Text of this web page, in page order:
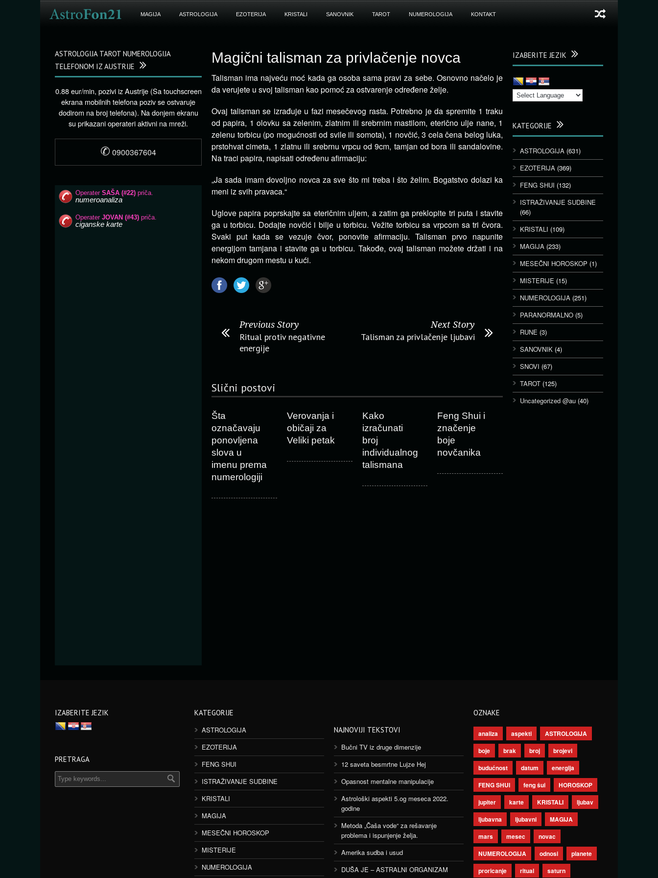
MAGIJA ASTROLOGIJA EZOTERIJA KRISTALI SANOVNIK TAROT NUMEROLOGIJA KONTAKT
Magični talisman za privlačenje novca
Talisman ima najveću moć kada ga osoba sama pravi za sebe. Osnovno načelo je
da verujete u svoj talisman kao pomoć za ostvarenje određene želje.
Ovaj talisman se izrađuje u fazi mesečevog rasta. Potrebno je da spremite 1 traku
od papira, 1 olovku sa zelenim, zlatnim ili srebrnim mastilom, eterično ulje nane, 1
zelenu torbicu (po mogućnosti od svile ili somota), 1 novčić, 3 cela čena belog luka,
prstohvat cimeta, 1 zlatnu ili srebrnu vrpcu od 9cm, tamjan od bora ili sandalovine.
Na traci papira, napisati određenu afirmaciju:
„Ja sada imam dovoljno novca za sve što mi treba i što želim. Bogatstvo dolazi ka
meni iz svih pravaca.“
Uglove papira poprskajte sa eteričnim uljem, a zatim ga preklopite tri puta i stavite
ga u torbicu. Dodajte novčić i bilje u torbicu. Vežite torbicu sa vrpcom sa tri čvora.
Svaki put kada se vezuje čvor, ponovite afirmaciju. Talisman prvo napunite
energijom tamjana i stavite ga u torbicu. Takođe, ovaj talisman možete držati i na
nekom drugom mestu u kući.
Previous Story
Ritual protiv negativne
energije
Next Story
Talisman za privlačenje ljubavi
Slični postovi
Šta
označavaju
ponovljena
slova u
imenu prema
numerologiji
Verovanja i
običaji za
Veliki petak
Kako
izračunati
broj
individualnog
talismana
Feng Shui i
značenje
boje
novčanika
IZABERITE JEZIK
KATEGORIJE
ASTROLOGIJA (631)
EZOTERIJA (369)
FENG SHUI (132)
ISTRAŽIVANJE SUDBINE
(66)
KRISTALI (109)
MAGIJA (233)
MESEČNI HOROSKOP (1)
MISTERIJE (15)
NUMEROLOGIJA (251)
PARANORMALNO (5)
RUNE (3)
SANOVNIK (4)
SNOVI (67)
TAROT (125)
Uncategorized @au (40)
ASTROLOGIJA TAROT NUMEROLOGIJA
TELEFONOM IZ AUSTRIJE
0.88 eur/min, pozivi iz Austrije (Sa touchscreen
ekrana mobilnih telefona poziv se ostvaruje
dodirom na broj telefona). Na donjem ekranu
su prikazani operateri aktivni na mreži.
✆ 0900367604
IZABERITE JEZIK
PRETRAGA
KATEGORIJE
ASTROLOGIJA
EZOTERIJA
FENG SHUI
ISTRAŽIVANJE SUDBINE
KRISTALI
MAGIJA
MESEČNI HOROSKOP
MISTERIJE
NUMEROLOGIJA
NAJNOVIJI TEKSTOVI
Bučni TV iz druge dimenzije
12 saveta besmrtne Lujze Hej
Opasnost mentalne manipulacije
Astrološki aspekti 5.og meseca 2022.
godine
Metoda „Čaša vode“ za rešavanje
problema i ispunjenje želja.
Amerika sudba i usud
DUŠA JE – ASTRALNI ORGANIZAM
OZNAKE
analiza aspekti
ASTROLOGIJA
boje
brak broj
brojevi
budućnost
datum
energija
FENG SHUI
feng šui
HOROSKOP
jupiter
karte KRISTALI
ljubav
ljubavna
ljubavni
MAGIJA
mars
mesec
novac
NUMEROLOGIJA
odnosi
planete
proricanje
ritual saturn